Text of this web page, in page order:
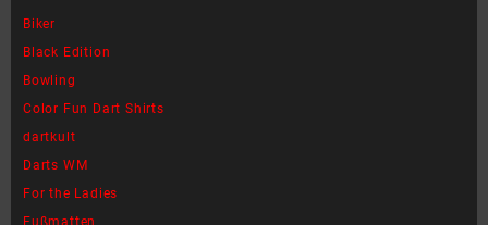
Die
Optionen
können
Produktseite
gewählt
werden
Biker
Black Edition
Bowling
Color Fun Dart Shirts
dartkult
Darts WM
For the Ladies
Fußmatten